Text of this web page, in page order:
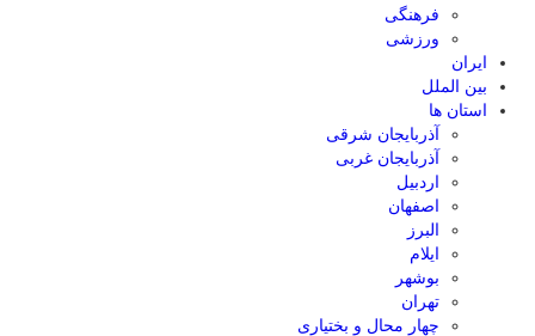
فرهنگی
ورزشی
ایران
بین الملل
استان ها
آذربایجان شرقی
آذربایجان غربی
اردبیل
اصفهان
البرز
ایلام
بوشهر
تهران
چهار محال و بختیاری